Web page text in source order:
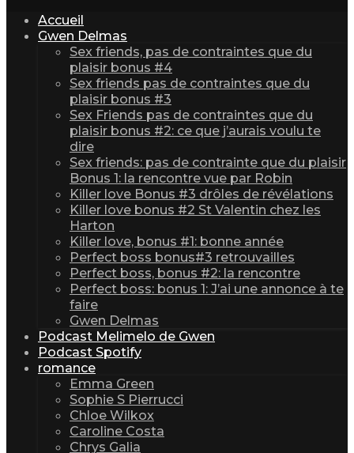
Accueil
Gwen Delmas
Sex friends, pas de contraintes que du
plaisir bonus #4
Sex friends pas de contraintes que du
plaisir bonus #3
Sex Friends pas de contraintes que du
plaisir bonus #2: ce que j’aurais voulu te
dire
Sex friends: pas de contrainte que du plaisir
Bonus 1: la rencontre vue par Robin
Killer love Bonus #3 drôles de révélations
Killer love bonus #2 St Valentin chez les
Harton
Killer love, bonus #1: bonne année
Perfect boss bonus#3 retrouvailles
Perfect boss, bonus #2: la rencontre
Perfect boss: bonus 1: J’ai une annonce à te
faire
Gwen Delmas
Podcast Melimelo de Gwen
Podcast Spotify
romance
Emma Green
Sophie S Pierrucci
Chloe Wilkox
Caroline Costa
Chrys Galia